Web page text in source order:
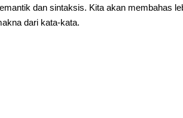
dan sintaksis. Kita akan membahas
dari kata-kata.